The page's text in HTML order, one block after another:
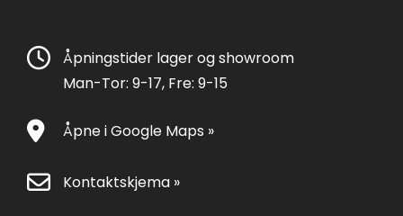
Åpningstider lager og showroom
Man-Tor: 9-17, Fre: 9-15
Åpne i Google Maps »
Kontaktskjema »